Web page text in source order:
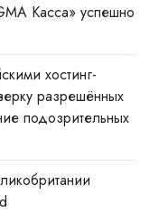
Касса» успешно
хостинг-
разрешённых
подозрительных